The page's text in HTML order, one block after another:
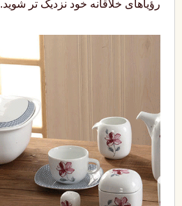
رؤیاهای خلاقانه خود نزدیک‌ تر شوید.